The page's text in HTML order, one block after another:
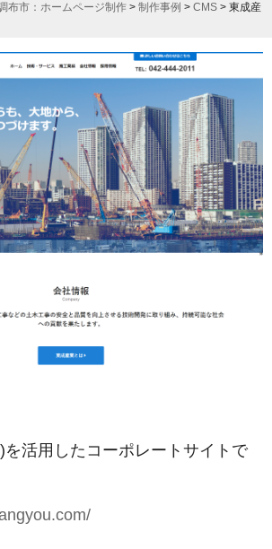
布市：ホームページ制作 > 制作事例 > CMS > 東成産
を活用したコーポレートサイトで